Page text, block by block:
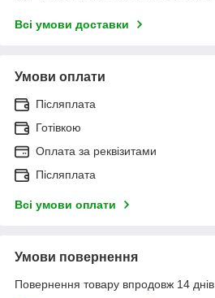
Всі умови доставки
Умови оплати
Післяплата
Готівкою
Оплата за реквізитами
Післяплата
Всі умови оплати
Умови повернення
Повернення товару впродовж 14